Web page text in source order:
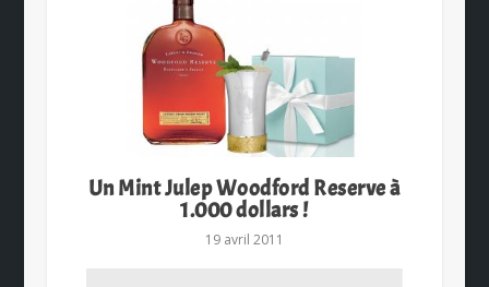
Un Mint Julep Woodford Reserve à
1.000 dollars !
19 avril 2011